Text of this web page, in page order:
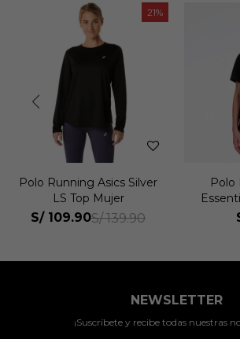
21
Polo Running Asics Silver
LS Top Mujer
S/ 109.90S/ 139.90
Polo
NEWSLETTER
¡Suscríbete y recibe todas nuestras